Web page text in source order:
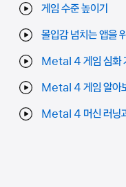
게임 수준 높이기
몰입감 넘치는 앱을
Metal 4 게임 심화
Metal 4 게임 알아
Metal 4 머신 러닝